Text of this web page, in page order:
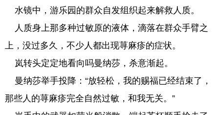
水镜中，游乐园的群众自发组织起来解救人质。
人质身上那多种过敏原的液体，滴落在群众手臂之
上，没过多久，不少人都出现荨麻疹的症状。
岚转头定定地看向吗曼纳莎，杀意渐起。
曼纳莎举手投降：“放轻松，我的赐福已经结束了，
那些人的荨麻疹完全自然过敏，和我无关。”